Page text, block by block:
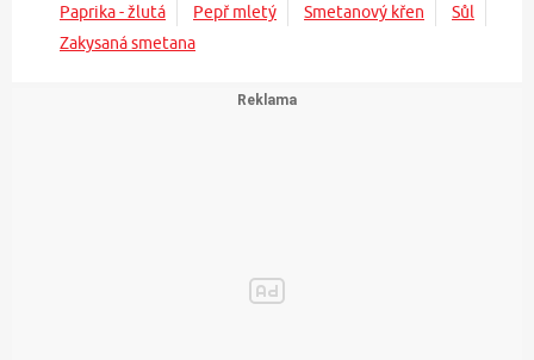
Paprika - žlutá
Pepř mletý Smetanový křen
Sůl
Zakysaná smetana